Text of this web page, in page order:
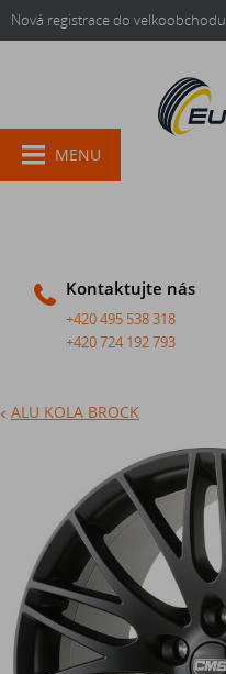
Nová registrace do velkoobchodu
Kontaktujte nás
+420 495 538 318
+420 724 192 793
MENU
ALU KOLA BROCK